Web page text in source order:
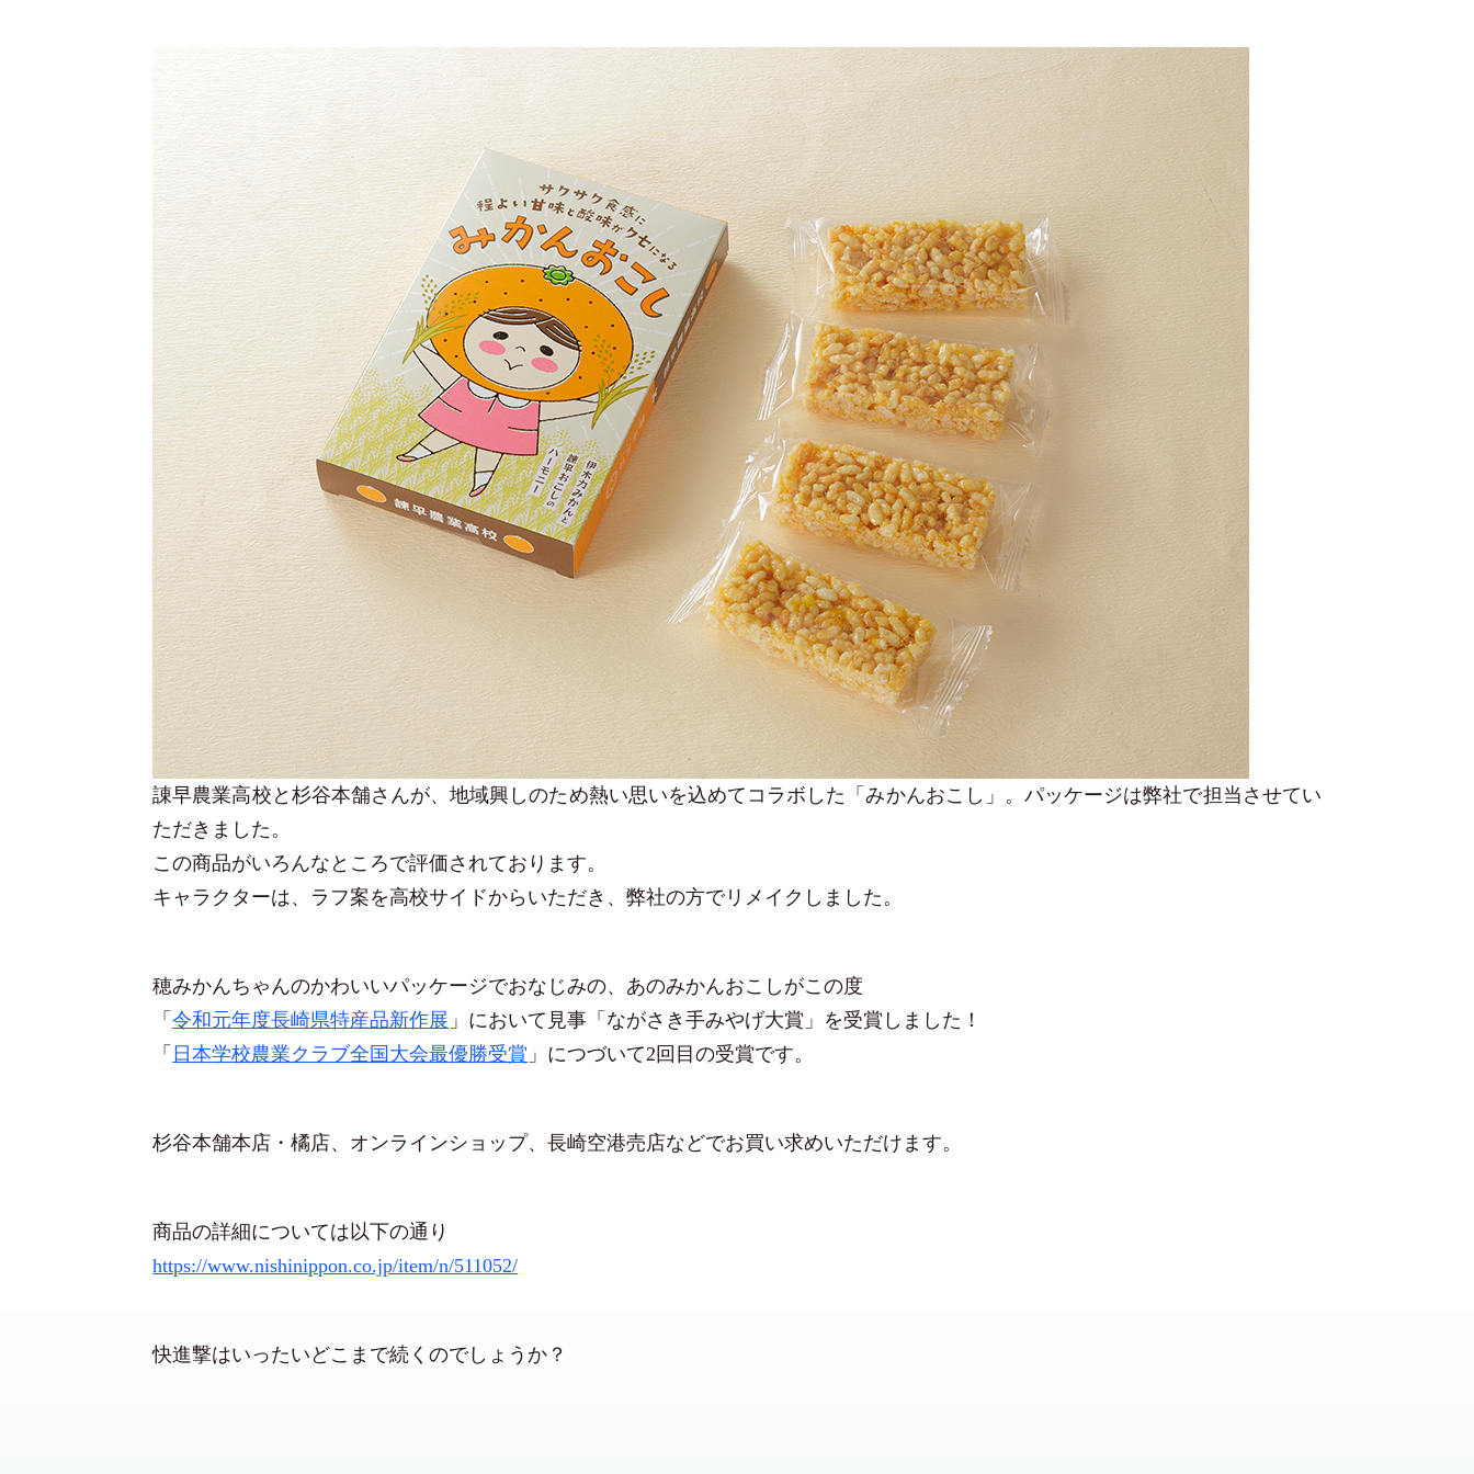
諌早農業高校と杉谷本舗さんが、地域興しのため熱い思いを込めてコラボした「みかんおこし」。パッケージは弊社で担当させてい
ただきました。
この商品がいろんなところで評価されております。
キャラクターは、ラフ案を高校サイドからいただき、弊社の方でリメイクしました。
穂みかんちゃんのかわいいパッケージでおなじみの、あのみかんおこしがこの度
「令和元年度長崎県特産品新作展 」において見事「ながさき手みやげ大賞」を受賞しました！
「 日本学校農業クラブ全国大会最優勝受賞 」につづいて2回目の受賞です。
杉谷本舗本店・橘店、オンラインショップ、長崎空港売店などでお買い求めいただけます。
商品の詳細については以下の通り
https://www.nishinippon.co.jp/item/n/511052/
快進撃はいったいどこまで続くのでしょうか？